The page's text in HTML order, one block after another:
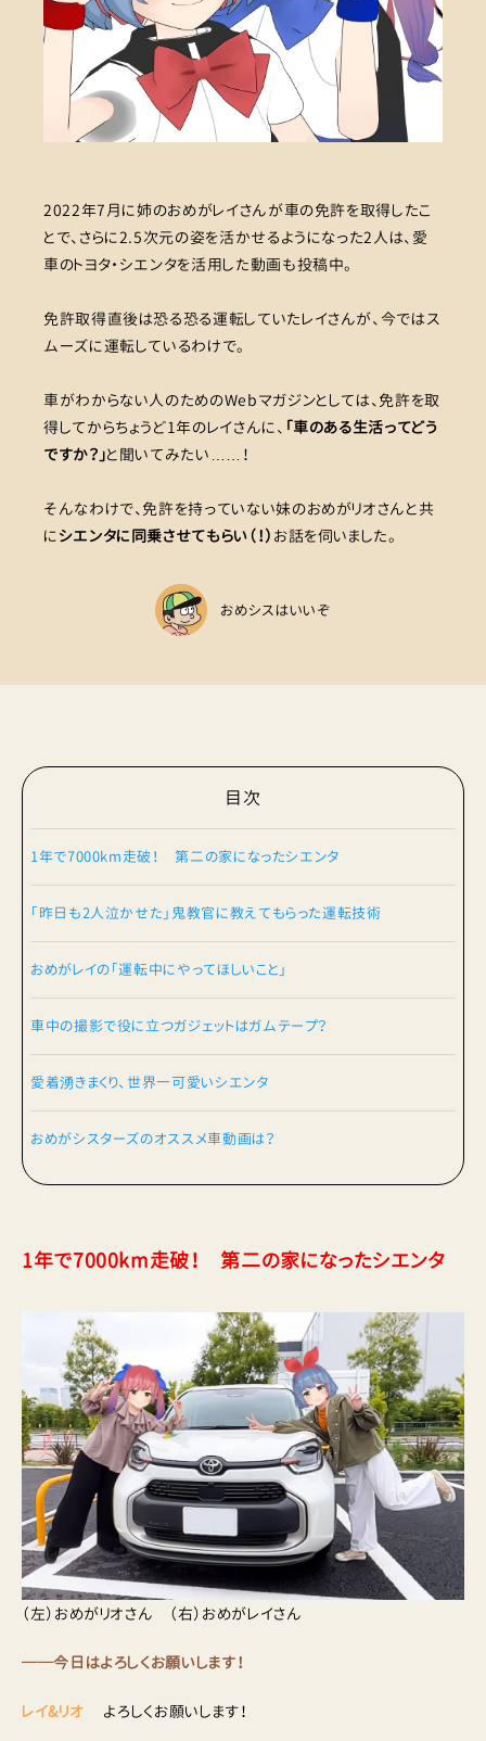
2022年7月に姉のおめがレイさんが車の免許を取得したこ
とで、さらに2.5次元の姿を活かせるようになった2人は、愛
車のトヨタ・シエンタを活用した動画も投稿中。
免許取得直後は恐る恐る運転していたレイさんが、今ではス
ムーズに運転しているわけで。
車がわからない人のためのWebマガジンとしては、免許を取
得してからちょうど1年のレイさんに、 「車のある生活ってどう
ですか？」と聞いてみたい……！
そんなわけで、免許を持っていない妹のおめがリオさんと共
にシエンタに同乗させてもらい（！） お話を伺いました。
おめシスはいいぞ
目次
1年で7000km走破！ 第二の家になったシエンタ
「昨日も2人泣かせた」鬼教官に教えてもらった運転技術
おめがレイの「運転中にやってほしいこと」
車中の撮影で役に立つガジェットはガムテープ？
愛着湧きまくり、世界一可愛いシエンタ
おめがシスターズのオススメ車動画は？
1年で7000km走破！ 第二の家になったシエンタ
（左）おめがリオさん （右）おめがレイさん
──今日はよろしくお願いします！
レイ&リオ よろしくお願いします！